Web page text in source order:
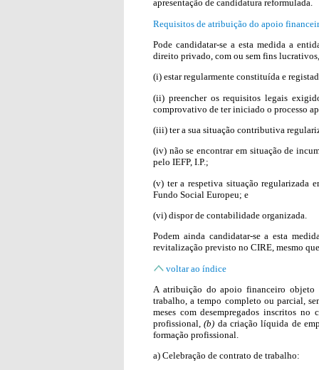
apresentação de candidatura reformulada.
Requisitos de atribuição do apoio
Pode candidatar-se a esta medida a
direito privado, com ou sem fins
(i) estar regularmente constituída e
(ii) preencher os requisitos legais
comprovativo de ter iniciado o processo
(iii) ter a sua situação contributiva
(iv) não se encontrar em situação de
pelo IEFP, I.P.;
(v) ter a respetiva situação regularizada
Fundo Social Europeu; e
(vi) dispor de contabilidade organizada.
Podem ainda candidatar-se a esta
revitalização previsto no CIRE, mesmo
voltar ao índice
A atribuição do apoio financeiro objeto
trabalho, a tempo completo ou parcial,
meses com desempregados inscritos
profissional,(b) da criação líquida de
formação profissional.
a) Celebração de contrato de trabalho: